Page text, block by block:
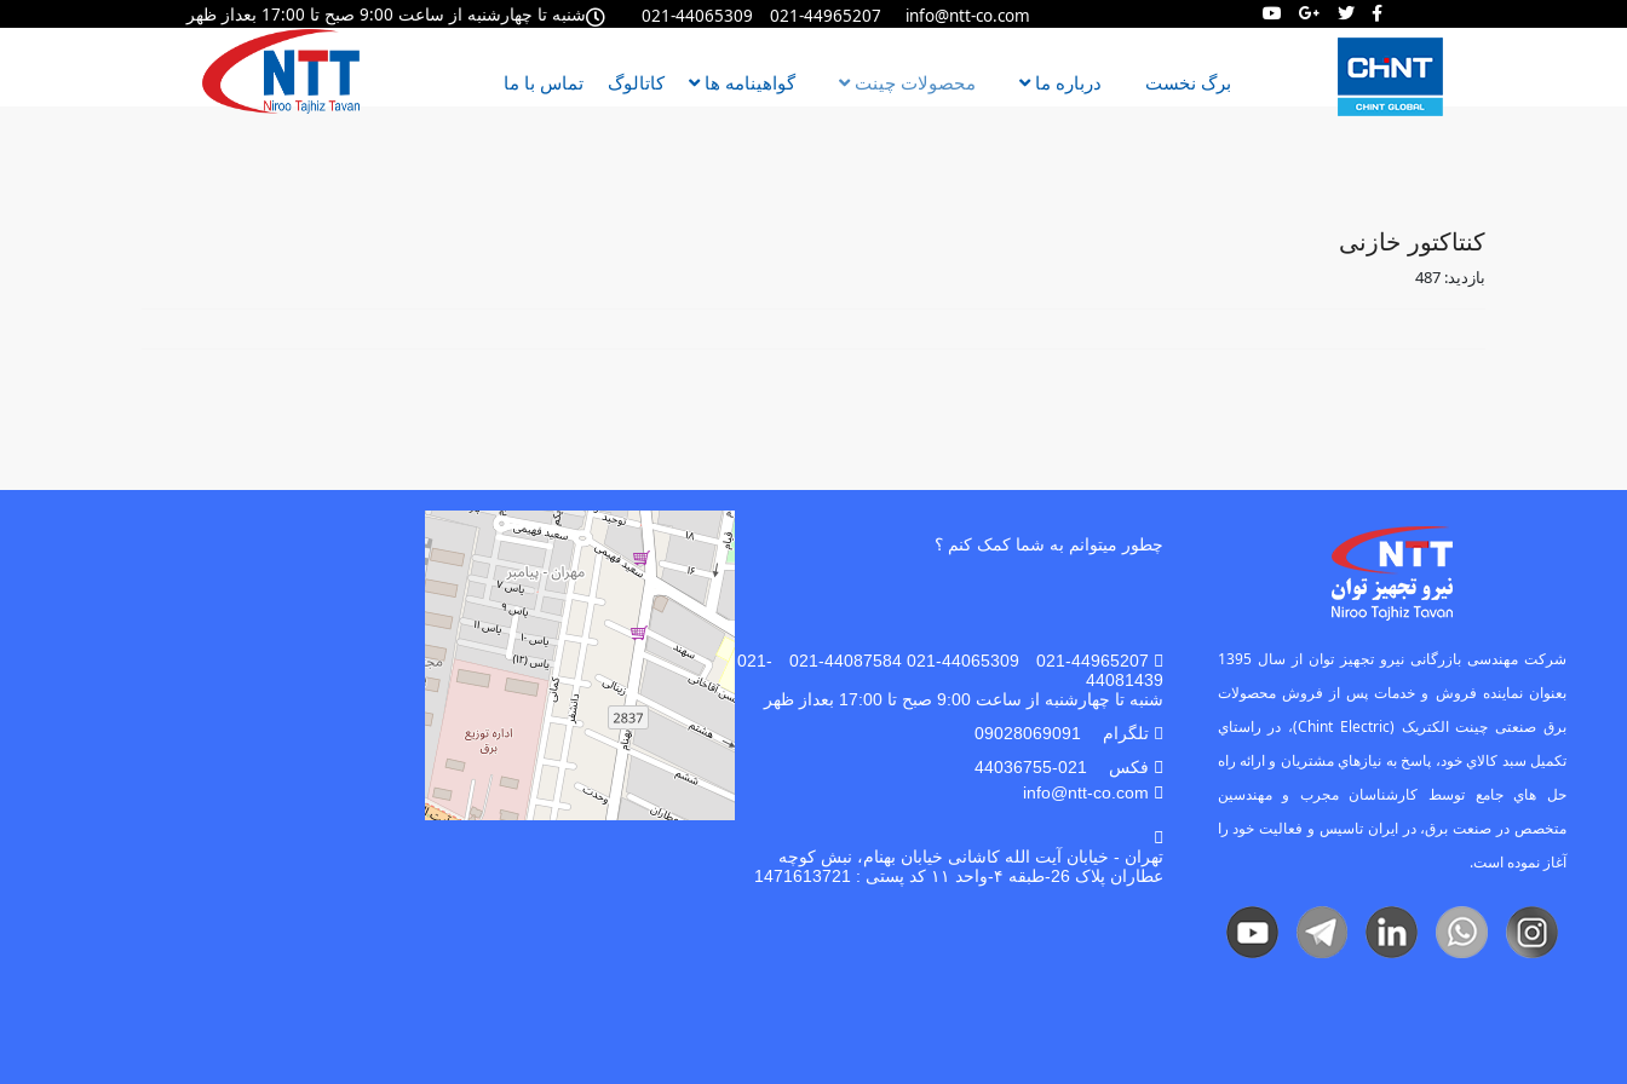
info@ntt-co.com
021-44965207 021-44065309 شنبه تا چهارشنبه از ساعت 9:00 صبح تا 17:00 بعداز ظهر
برگ نخست درباره ما محصولات چینت گواهینامه ها کاتالوگ تماس با ما
کنتاکتور خازنی
بازدید: 487
ﺷﺮﮐﺖ ﻣﻬﻨﺪﺳﯽ ﺑﺎزرﮔﺎﻧﯽ ﻧﯿﺮو ﺗﺠﻬﯿﺰ ﺗﻮان از ﺳﺎل 1395
ﺑﻌﻨﻮان ﻧﻤﺎﯾﻨﺪه ﻓﺮوش و ﺧﺪﻣﺎت ﭘﺲ از ﻓﺮوش ﻣﺤﺼﻮﻻت
ﺑﺮق ﺻﻨﻌﺘﯽ ﭼﯿﻨﺖ اﻟﮑﺘﺮﯾﮏ (Chint Electric)، در راﺳﺘﺎي
ﺗﮑﻤﯿﻞ ﺳﺒﺪ ﮐﺎﻻي ﺧﻮد، ﭘﺎﺳﺦ ﺑﻪ ﻧﯿﺎزﻫﺎي ﻣﺸﺘﺮﯾﺎن و اراﺋﻪ راه
ﺣﻞ ﻫﺎي ﺟﺎﻣﻊ ﺗﻮﺳﻂ ﮐﺎرﺷﻨﺎﺳﺎن ﻣﺠﺮب و ﻣﻬﻨﺪﺳﯿﻦ
ﻣﺘﺨﺼﺺ در ﺻﻨﻌﺖ ﺑﺮق، در اﯾﺮان ﺗﺎﺳﯿﺲ و ﻓﻌﺎﻟﯿﺖ ﺧﻮد را
آﻏﺎز ﻧﻤﻮده اﺳﺖ.
چطور میتوانم به شما کمک کنم ؟
021-44965207 021-44065309 021-44087584 021-
44081439
شنبه تا چهارشنبه از ساعت 9:00 صبح تا 17:00 بعداز ظهر
تلگرام 09028069091
فکس 021-44036755
تهران - خیابان آیت الله کاشانی خیابان بهنام، نبش کوچه
عطاران پلاک 26-طبقه ۴-واحد ۱۱ کد پستی : 1471613721